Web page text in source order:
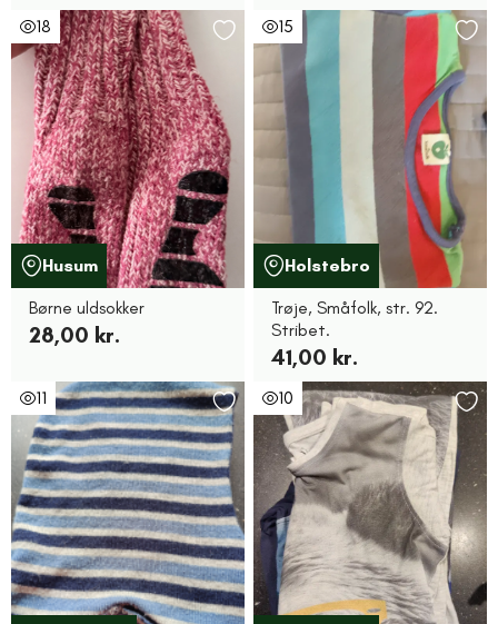
18
Husum
Børne uldsokker
28,00 kr.
15
Holstebro
Trøje, Småfolk, str. 92.
Stribet.
41,00 kr.
11 10